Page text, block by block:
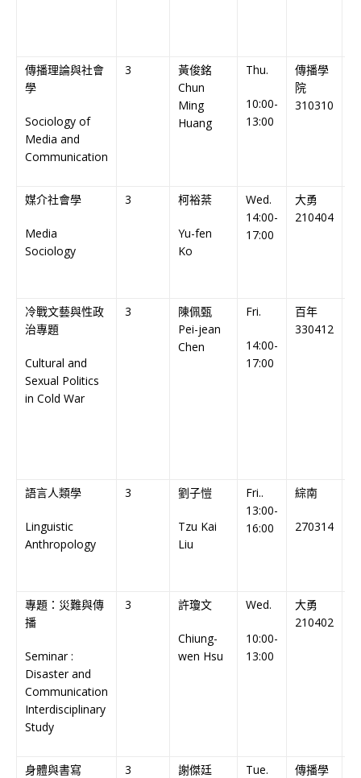
傳播理論與社會
學
Sociology of
Media and
Communication
3
黃俊銘
Chun
Ming
Huang
Thu.
10:00-
13:00
傳播學
院
310310
媒介社會學
Media
Sociology
3 柯裕棻
Yu-fen
Ko
Wed.
14:00-
17:00
大勇
210404
冷戰文藝與性政
治專題
Cultural and
Sexual Politics
in Cold War
3
陳佩甄
Pei-jean
Chen
Fri.
14:00-
17:00
百年
330412
語言人類學
Linguistic
Anthropology
3 劉子愷
Tzu Kai
Liu
Fri..
13:00-
16:00
綜南
270314
專題：災難與傳
播
Seminar :
Disaster and
Communication
Interdisciplinary
Study
3 許瓊文
Chiung-
wen Hsu
Wed.
10:00-
13:00
大勇
210402
身體與書寫 3 謝傑廷
Tue.
傳播學